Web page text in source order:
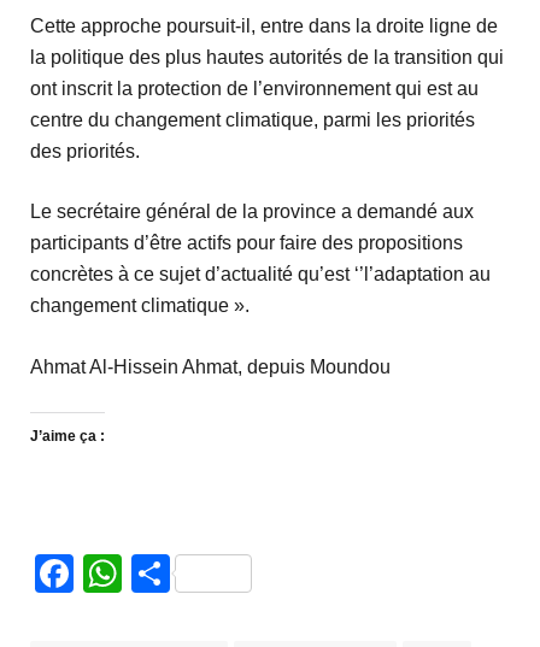
Cette approche poursuit-il, entre dans la droite ligne de
la politique des plus hautes autorités de la transition qui
ont inscrit la protection de l’environnement qui est au
centre du changement climatique, parmi les priorités
des priorités.
Le secrétaire général de la province a demandé aux
participants d’être actifs pour faire des propositions
concrètes à ce sujet d’actualité qu’est ‘’l’adaptation au
changement climatique ».
Ahmat Al-Hissein Ahmat, depuis Moundou
J’aime ça :
Facebook
WhatsApp
Partager